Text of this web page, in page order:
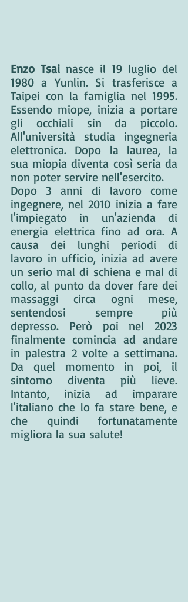
Enzo Tsai nasce il 19 luglio del
1980 a Yunlin. Si trasferisce a
Taipei con la famiglia nel 1995.
Essendo miope, inizia a portare
gli occhiali sin da piccolo.
All'università studia ingegneria
elettronica. Dopo la laurea, la
sua miopia diventa così seria da
non poter servire nell'esercito.
Dopo 3 anni di lavoro come
ingegnere, nel 2010 inizia a fare
l'impiegato in un'azienda di
energia elettrica fino ad ora. A
causa dei lunghi periodi di
lavoro in ufficio, inizia ad avere
un serio mal di schiena e mal di
collo, al punto da dover fare dei
massaggi circa ogni mese,
sentendosi sempre più
depresso. Però poi nel 2023
finalmente comincia ad andare
in palestra 2 volte a settimana.
Da quel momento in poi, il
sintomo diventa più lieve.
Intanto, inizia ad imparare
l'italiano che lo fa stare bene, e
che quindi fortunatamente
migliora la sua salute!